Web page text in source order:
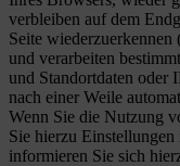
verbleiben auf dem
Seite wiederzuerkennen
und verarbeiten
und Standortdaten oder
nach einer Weile
Wenn Sie die Nutzung
Sie hierzu
informieren Sie sich